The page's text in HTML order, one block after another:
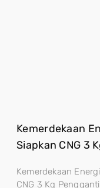
Kemerdekaan
Siapkan CNG 3
Kemerdekaan
CNG 3 Kg